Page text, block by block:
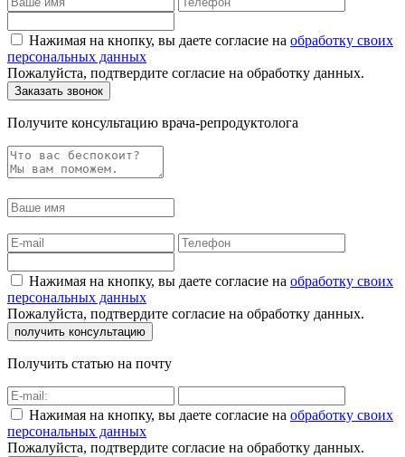
Нажимая на кнопку, вы даете согласие на обработку своих
персональных данных
Пожалуйста, подтвердите согласие на обработку данных.
Получите консультацию врача-репродуктолога
Нажимая на кнопку, вы даете согласие на обработку своих
персональных данных
Пожалуйста, подтвердите согласие на обработку данных.
Получить статью на почту
Нажимая на кнопку, вы даете согласие на обработку своих
персональных данных
Пожалуйста, подтвердите согласие на обработку данных.